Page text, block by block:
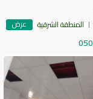
المنطقة الشرقية عرض